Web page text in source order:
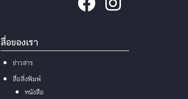
สื่อของเรา
ข่าวสาร
สื่อสิ่งพิมพ์
หนังสือ